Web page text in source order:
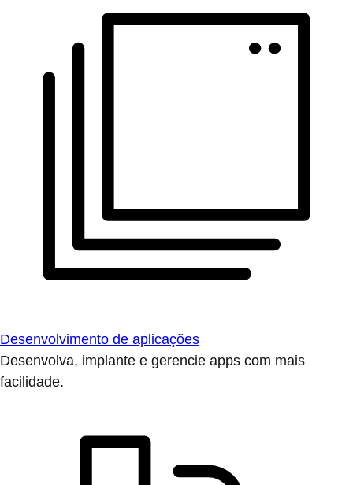
Desenvolvimento de aplicações
Desenvolva, implante e gerencie apps com mais
facilidade.